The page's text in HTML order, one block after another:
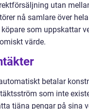
utan
nå samlare över
som uppskattar
värde.
betalar
som inte
tjäna pengar på sina